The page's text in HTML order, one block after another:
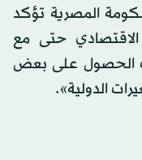
المصرية تؤكد
الاقتصادي حتى مع
الحصول على بعض
الدولية».